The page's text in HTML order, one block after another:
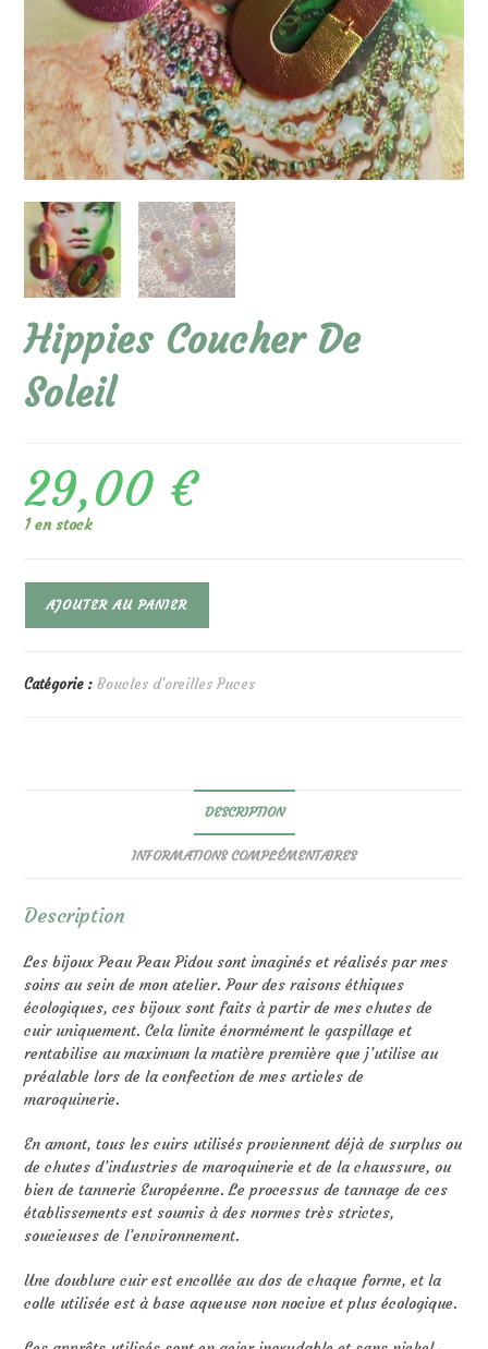
Hippies Coucher De
Soleil
29,00 €
1 en stock
De
AJOUTER AU PANIER
Catégorie : Boucles d'oreilles Puces
DESCRIPTION
INFORMATIONS COMPLÉMENTAIRES
Description
Les bijoux Peau Peau Pidou sont imaginés et réalisés par mes
soins au sein de mon atelier. Pour des raisons éthiques
écologiques, ces bijoux sont faits à partir de mes chutes de
cuir uniquement. Cela limite énormément le gaspillage et
rentabilise au maximum la matière première que j’utilise au
préalable lors de la confection de mes articles de
maroquinerie.
En amont, tous les cuirs utilisés proviennent déjà de surplus ou
de chutes d’industries de maroquinerie et de la chaussure, ou
bien de tannerie Européenne. Le processus de tannage de ces
établissements est soumis à des normes très strictes,
soucieuses de l’environnement.
Une doublure cuir est encollée au dos de chaque forme, et la
colle utilisée est à base aqueuse non nocive et plus écologique.